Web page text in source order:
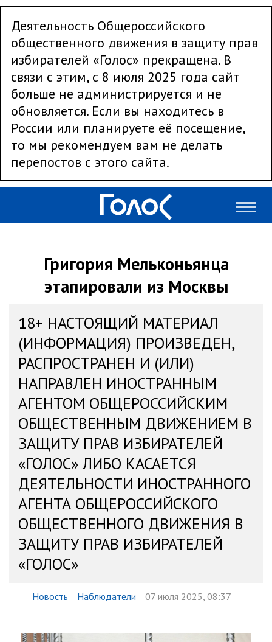
Деятельность Общероссийского
общественного движения в защиту прав
избирателей «Голос» прекращена. В
связи с этим, с 8 июля 2025 года сайт
больше не администрируется и не
обновляется. Если вы находитесь в
России или планируете её посещение,
то мы рекомендуем вам не делать
перепостов с этого сайта.
Григория Мельконьянца
этапировали из Москвы
18+ НАСТОЯЩИЙ МАТЕРИАЛ
(ИНФОРМАЦИЯ) ПРОИЗВЕДЕН,
РАСПРОСТРАНЕН И (ИЛИ)
НАПРАВЛЕН ИНОСТРАННЫМ
АГЕНТОМ ОБЩЕРОССИЙСКИМ
ОБЩЕСТВЕННЫМ ДВИЖЕНИЕМ В
ЗАЩИТУ ПРАВ ИЗБИРАТЕЛЕЙ
«ГОЛОС» ЛИБО КАСАЕТСЯ
ДЕЯТЕЛЬНОСТИ ИНОСТРАННОГО
АГЕНТА ОБЩЕРОССИЙСКОГО
ОБЩЕСТВЕННОГО ДВИЖЕНИЯ В
ЗАЩИТУ ПРАВ ИЗБИРАТЕЛЕЙ
«ГОЛОС»
Новость Наблюдатели 07 июля 2025, 08:37